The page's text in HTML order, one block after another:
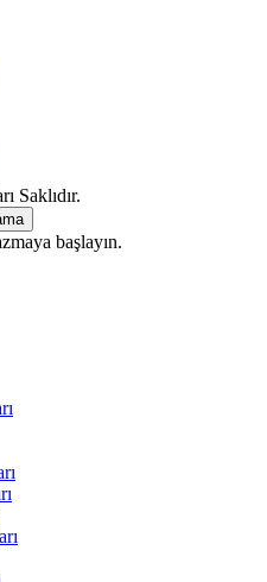
Saklıdır.
başlayın.